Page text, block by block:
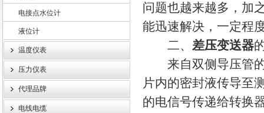
电接点水位计
液位计
温度仪表
压力仪表
代理品牌
电线电缆
问题也越来越多，加
能迅速解决，一定程
二、 差压变送器
来自双侧导压管的
片内的密封液传导至
的电信号传递给转换